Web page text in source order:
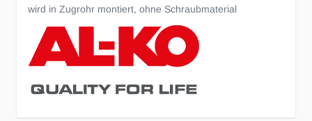
wird in Zugrohr montiert, ohne Schraubmaterial